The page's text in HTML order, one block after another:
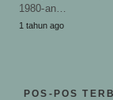
1980-an…
1 tahun ago
POS-POS